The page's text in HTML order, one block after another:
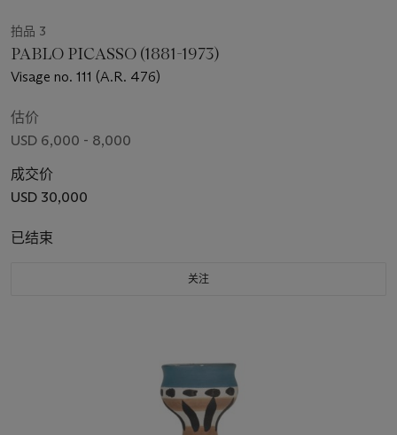
拍品 3
PABLO PICASSO (1881-1973)
Visage no. 111 (A.R. 476)
估价
USD 6,000 - 8,000
成交价
USD 30,000
已结束
关注